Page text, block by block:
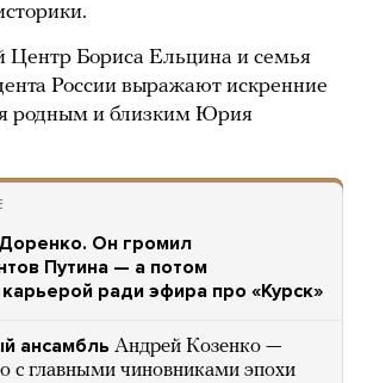
Центр Бориса Ельцина и семья
России выражают искренние
родным и близким Юрия
Он громил
Путина — а потом
ради эфира про «Курск»
ансамбль Андрей Козенко —
с главными чиновниками эпохи